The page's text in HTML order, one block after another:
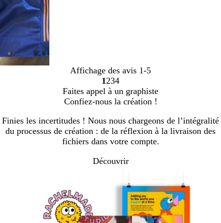
Affichage des avis 1-5
Accéder
à
la
1 Accéder
à
la
2 Accéder
à
la
3Accéder
à
la
page
4
Faites appel à un graphiste
Confiez-nous la création !
Finies les incertitudes ! Nous nous chargeons de l’intégralité
du processus de création : de la réflexion à la livraison des
fichiers dans votre compte.
Découvrir